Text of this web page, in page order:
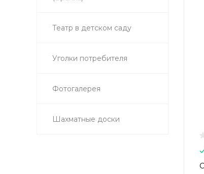
Театр в детском саду
Уголки потребителя
Фотогалерея
Шахматные доски